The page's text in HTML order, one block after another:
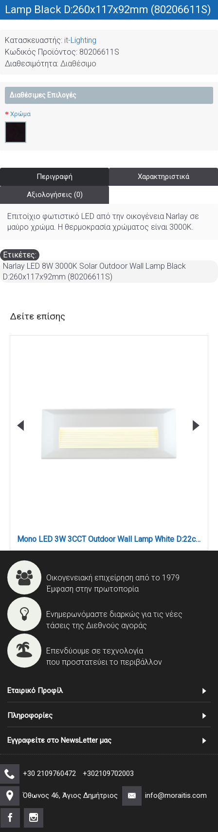
Lamp Black D:260x117x92mm (80206611S)
Κατασκευαστής: it-Lighting
Κωδικός Προϊόντος: 80206611S
Διαθεσιμότητα: Διαθέσιμο
Διαθέσιμες Επιλογές
Χρώμα
Περιγραφή Χαρακτηριστικά
Αξιολογήσεις (0)
Επιτοίχιο φωτιστικό LED από την οικογένεια Narlay σε
μαύρο χρώμα. Η θερμοκρασία χρώματος είναι 3000K.
Ετικέτες:
Narlay LED 8W 3000K Solar Outdoor Wall Lamp Black
D:260x117x92mm (80206611S)
Δείτε επίσης
Mono LED 3W 3CCT Outdoor Wall Lamp White D:22cmx2.8cm (80201720)
Οικογενειακή επιχείρηση από το 1979
Έμφαση στην πρωτοπορία
Ενημερωνόμαστε διαρκώς για τις νέες
τάσεις της Διεθνούς αγοράς
Επενδύουμε σε τεχνολογία
που προστατεύει το περιβάλλον
Εταιρικό Προφίλ
Πληροφορίες
Εγγραφείτε στο NewsLetter μας
+30 2109760472 +302109702003
Όθωνος 46, Άγιος Δημήτριος info@moraitis.com